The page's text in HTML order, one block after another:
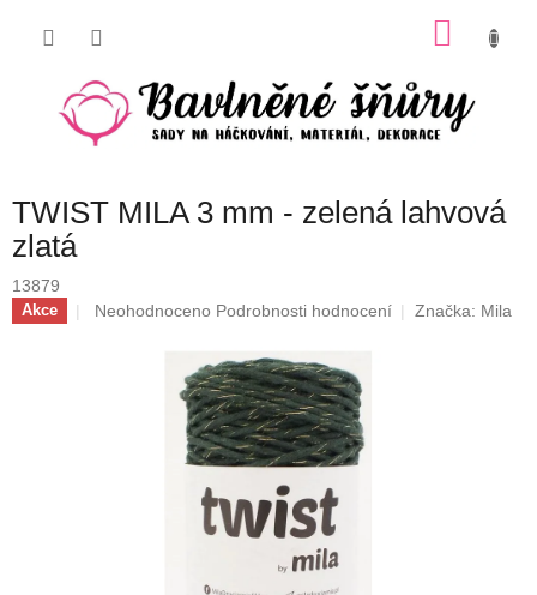
TWIST MILA 3 mm - zelená lahvová
zlatá
13879
Akce
Průměrné
Neohodnoceno Podrobnosti hodnocení Značka: Mila